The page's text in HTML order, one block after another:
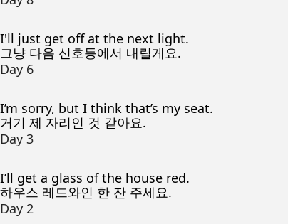
I'll just get off at the next light.
그냥 다음 신호등에서 내릴게요.
Day 6
I’m sorry, but I think that’s my seat.
거기 제 자리인 것 같아요.
Day 3
I’ll get a glass of the house red.
하우스 레드와인 한 잔 주세요.
Day 2